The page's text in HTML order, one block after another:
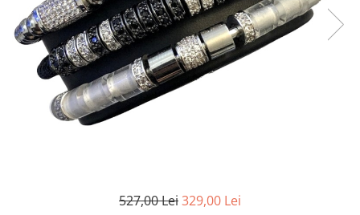
CERCEI
CEASURI DAMA
527,00 Lei329,00 Lei